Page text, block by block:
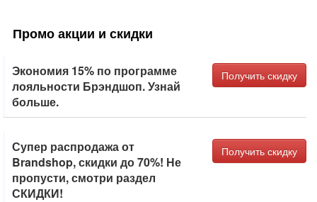
Промо акции и скидки
Экономия 15% по программе
лояльности Брэндшоп. Узнай
больше.
Получить скидку
Супер распродажа от
Brandshop, скидки до 70%! Не
пропусти, смотри раздел
СКИДКИ!
Получить скидку